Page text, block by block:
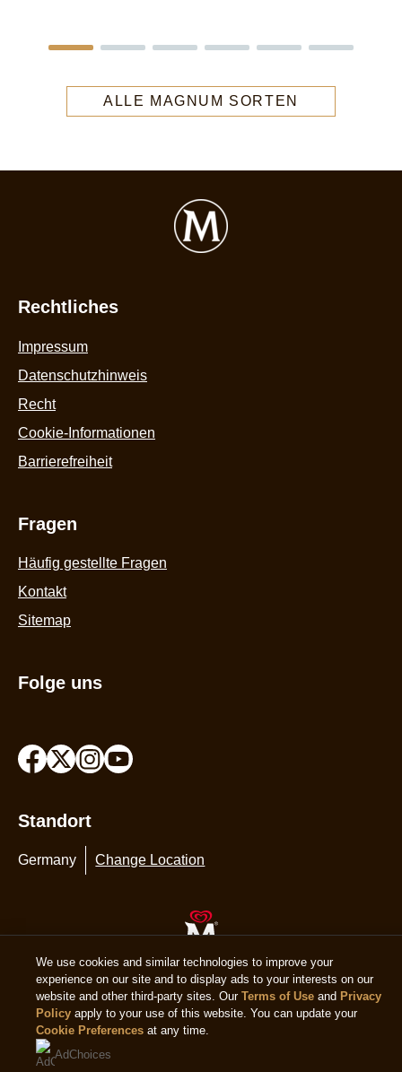
ALLE MAGNUM SORTEN
Rechtliches
Impressum
Datenschutzhinweis
Recht
Cookie-Informationen
Barrierefreiheit
Fragen
Häufig gestellte Fragen
Kontakt
Sitemap
Folge uns
Standort
Germany Change Location
© 2026 Copyright The Magnum Ice Cream Company.
We use cookies and similar technologies to improve your
experience on our site and to display ads to your interests on our
website and other third-party sites. OurTerms of Use and Privacy
Policy apply to your use of this website. You can update your
Cookie Preferences at any time.
AdChoices